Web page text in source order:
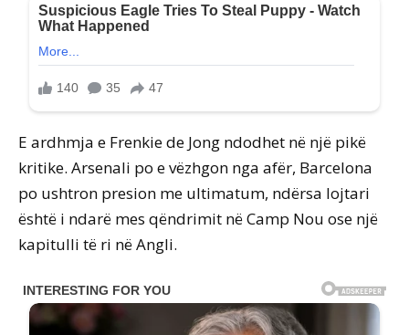
E ardhmja e Frenkie de Jong ndodhet në një pikë
kritike. Arsenali po e vëzhgon nga afër, Barcelona
po ushtron presion me ultimatum, ndërsa lojtari
është i ndarë mes qëndrimit në Camp Nou ose një
kapitulli të ri në Angli.